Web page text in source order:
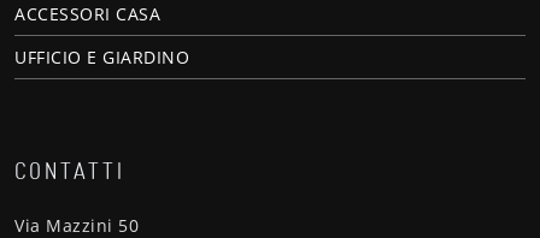
ACCESSORI CASA
UFFICIO E GIARDINO
CONTATTI
Via Mazzini 50